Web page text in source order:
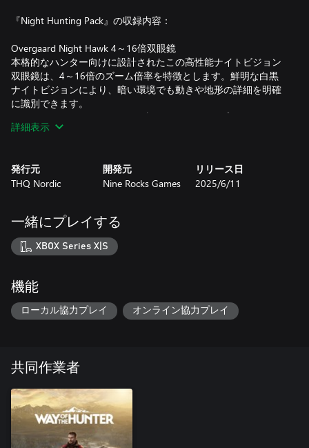
『Night Hunting Pack』の収録内容：
Overgaard Night Hawk 4～16倍双眼鏡
本格的なハンター向けに設計されたこの高性能ナイトビジョン
双眼鏡は、4～16倍のズーム倍率を特徴とします。鮮明な白黒
ナイトビジョンにより、暗い環境でも動きや地形の詳細を明確
に識別できます。
Overgaard Night Stalker 5～15倍ライフルスコープ
中距離から長距離射撃用に設計された汎用性の高いデジタルラ
載し、夜間の狩猟時にも狙いを定める際に優位性を発揮しま
す。
低照度環境での直感的な照準と状況認識を可能にする近距離用
デジタルコリメーター。コンパクトで迅速に展開可能ながら、
固定倍率とクリアなデジタルオーバーレイを搭載。反応速度が
重要な近接狩猟に最適です。
クロスボウを好むハンターのために設計されたこのスコープ
は、深い森から夕暮れの境界線まで、あらゆる状況に対応し、
低照度環境下での性能に優れています。25mmの対物レンズが
正確な照準を可能にし、視界が最も悪い状況でも、高い精度を
これらの照準器は、没入感満載の夜間狩猟を可能とする装備一
ックは、ハンターが最も過酷な低照度条件下でも獲物を追跡
し、仕留めるための道具として活躍します。
詳細表示
発行元
THQ Nordic
開発元
Nine Rocks Games
リリース日
2025/6/11
一緒にプレイする
XBOX Series X|S
機能
ローカル協力プレイ オンライン協力プレイ
共同作業者